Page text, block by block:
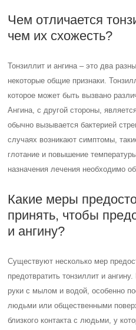
Чем отличается
чем их схожесть?
Тонзиллит и ангина – это два
некоторые общие признаки.
которое может быть вызвано
Ангина, с другой стороны,
обычно вызывается бактерией
случаях возникают симптомы,
глотание и повышение
назначения лечения необходимо
Какие меры
принять, чтобы
и ангину?
Существуют несколько мер
предотвратить тонзиллит и
руки с мылом и водой, особенно
людьми или общественными
близкого контакта с людьми, у